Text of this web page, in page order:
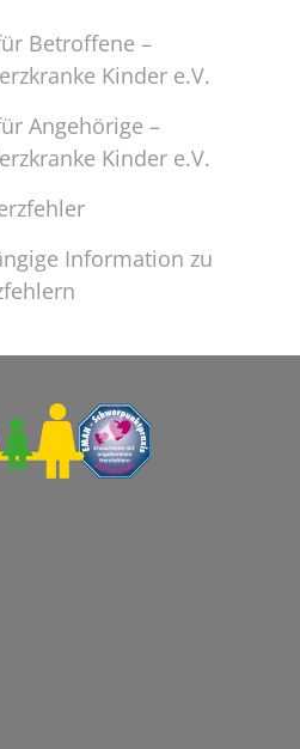
Betroffene –
Kinder e.V.
Angehörige –
Kinder e.V.
Information zu